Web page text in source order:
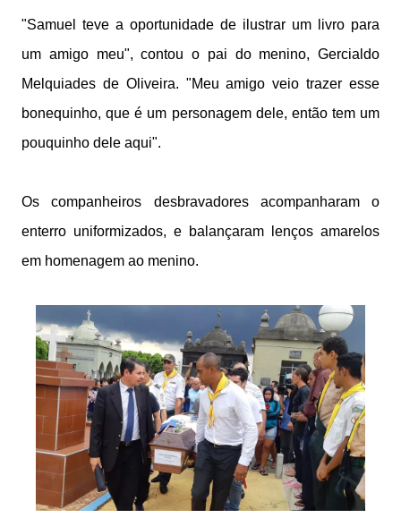
"Samuel teve a oportunidade de ilustrar um livro para
um amigo meu", contou o pai do menino, Gercialdo
Melquiades de Oliveira. "Meu amigo veio trazer esse
bonequinho, que é um personagem dele, então tem um
pouquinho dele aqui".
Os companheiros desbravadores acompanharam o
enterro uniformizados, e balançaram lenços amarelos
em homenagem ao menino.